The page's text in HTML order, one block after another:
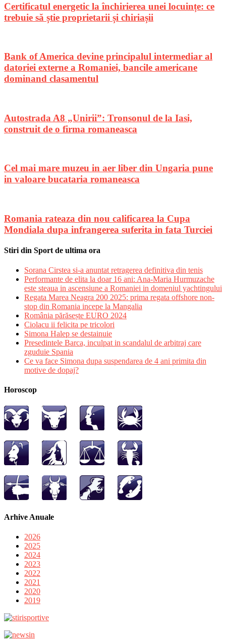
Certificatul energetic la închirierea unei locuințe: ce
trebuie să știe proprietarii și chiriașii
Bank of America devine principalul intermediar al
datoriei externe a Romaniei, bancile americane
dominand clasamentul
Autostrada A8 „Unirii”: Tronsonul de la Iasi,
construit de o firma romaneasca
Cel mai mare muzeu in aer liber din Ungaria pune
in valoare bucataria romaneasca
Romania rateaza din nou calificarea la Cupa
Mondiala dupa infrangerea suferita in fata Turciei
Stiri din Sport de ultima ora
Sorana Cirstea si-a anuntat retragerea definitiva din tenis
Performante de elita la doar 16 ani: Ana-Maria Hurmuzache
este steaua in ascensiune a Romaniei in domeniul yachtingului
Regata Marea Neagra 200 2025: prima regata offshore non-
stop din Romania incepe la Mangalia
România părăsește EURO 2024
Ciolacu ii felicita pe tricolori
Simona Halep se destainuie
Presedintele Barca, inculpat in scandalul de arbitraj care
zguduie Spania
Ce va face Simona dupa suspendarea de 4 ani primita din
motive de dopaj?
Horoscop
Arhive Anuale
2026
2025
2024
2023
2022
2021
2020
2019